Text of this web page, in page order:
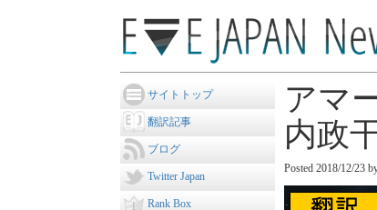
サイトトップ
翻訳記事
ブログ
Twitter Japan
Rank Box
アマ
内政
Posted 2018/12/23